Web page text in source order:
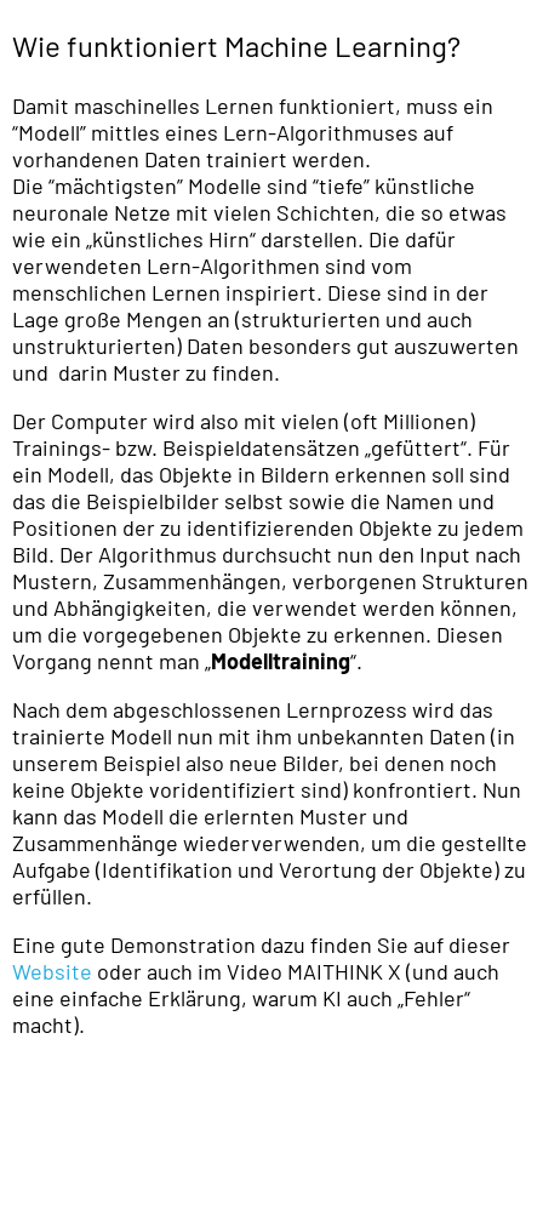
Wie funktioniert Machine Learning?
Damit maschinelles Lernen funktioniert, muss ein
“Modell” mittles eines Lern-Algorithmuses auf
vorhandenen Daten trainiert werden.
Die “mächtigsten” Modelle sind “tiefe” künstliche
neuronale Netze mit vielen Schichten, die so etwas
wie ein „künstliches Hirn“ darstellen. Die dafür
verwendeten Lern-Algorithmen sind vom
menschlichen Lernen inspiriert. Diese sind in der
Lage große Mengen an (strukturierten und auch
unstrukturierten) Daten besonders gut auszuwerten
und darin Muster zu finden.
Der Computer wird also mit vielen (oft Millionen)
Trainings- bzw. Beispieldatensätzen „gefüttert“. Für
ein Modell, das Objekte in Bildern erkennen soll sind
das die Beispielbilder selbst sowie die Namen und
Positionen der zu identifizierenden Objekte zu jedem
Bild. Der Algorithmus durchsucht nun den Input nach
Mustern, Zusammenhängen, verborgenen Strukturen
und Abhängigkeiten, die verwendet werden können,
um die vorgegebenen Objekte zu erkennen. Diesen
Vorgang nennt man „Modelltraining“.
Nach dem abgeschlossenen Lernprozess wird das
trainierte Modell nun mit ihm unbekannten Daten (in
unserem Beispiel also neue Bilder, bei denen noch
keine Objekte voridentifiziert sind) konfrontiert. Nun
kann das Modell die erlernten Muster und
Zusammenhänge wiederverwenden, um die gestellte
Aufgabe (Identifikation und Verortung der Objekte) zu
erfüllen.
Eine gute Demonstration dazu finden Sie auf dieser
Website oder auch im Video MAITHINK X (und auch
eine einfache Erklärung, warum KI auch „Fehler“
macht).